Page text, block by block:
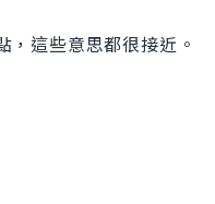
這些意思都很接近。